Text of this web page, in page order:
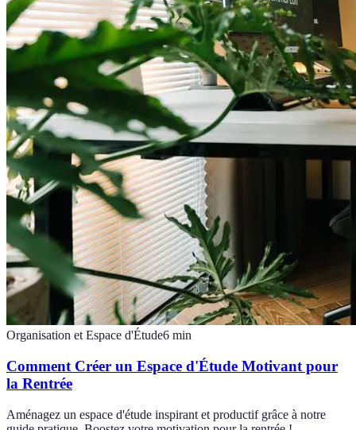
Organisation et Espace d'Étude6 min
Comment Créer un Espace d'Étude Motivant pour
la Rentrée
Aménagez un espace d'étude inspirant et productif grâce à notre